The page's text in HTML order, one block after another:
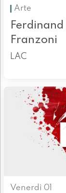
Arte
Franzoni
LAC
Venerdì 01